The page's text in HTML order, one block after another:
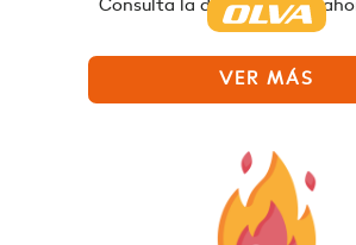
Consulta la disponibilidad
VER MÁS